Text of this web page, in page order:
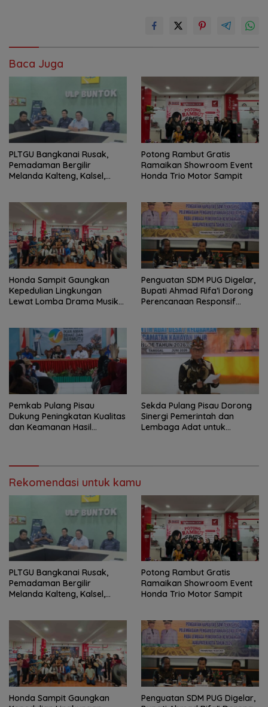
Baca Juga
PLTGU Bangkanai Rusak,
Pemadaman Bergilir
Melanda Kalteng, Kalsel,
Potong Rambut Gratis
Ramaikan Showroom Event
Honda Trio Motor Sampit
Honda Sampit Gaungkan
Kepedulian Lingkungan
Lewat Lomba Drama Musikal
Penguatan SDM PUG Digelar,
Bupati Ahmad Rifa’i Dorong
Perencanaan Responsif
Pemkab Pulang Pisau
Dukung Peningkatan Kualitas
dan Keamanan Hasil
Sekda Pulang Pisau Dorong
Sinergi Pemerintah dan
Lembaga Adat untuk
Rekomendasi untuk kamu
PLTGU Bangkanai Rusak,
Pemadaman Bergilir
Melanda Kalteng, Kalsel,
Potong Rambut Gratis
Ramaikan Showroom Event
Honda Trio Motor Sampit
Honda Sampit Gaungkan
Penguatan SDM PUG Digelar,